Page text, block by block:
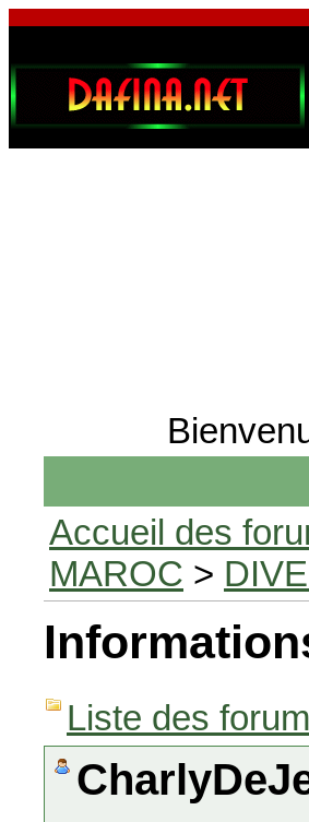
Accueil des
MAROC >
Liste des